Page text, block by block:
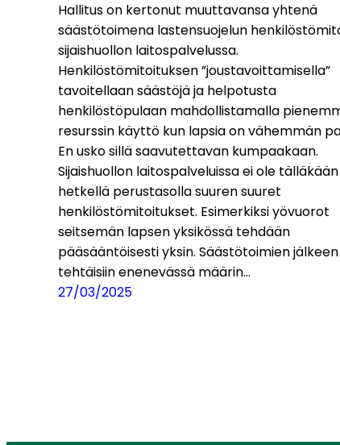
Hallitus on kertonut muuttavansa yhtenä
säästötoimena lastensuojelun
sijaishuollon laitospalvelussa.
Henkilöstömitoituksen ”joustavoittamisella”
tavoitellaan säästöjä ja helpotusta
henkilöstöpulaan mahdollistamalla
resurssin käyttö kun lapsia on vähemmän
En usko sillä saavutettavan kumpaakaan.
Sijaishuollon laitospalveluissa ei ole tälläkään
hetkellä perustasolla suuren suuret
henkilöstömitoitukset. Esimerkiksi yövuorot
seitsemän lapsen yksikössä tehdään
pääsääntöisesti yksin. Säästötoimien
tehtäisiin enenevässä määrin…
27/03/2025